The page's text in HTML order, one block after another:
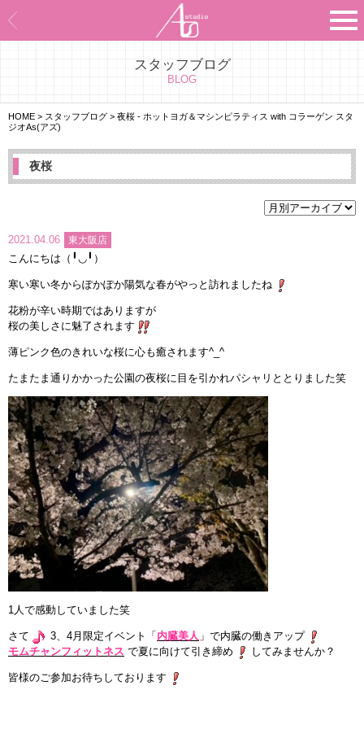
スタッフブログ
BLOG
HOME > スタッフブログ > 夜桜 - ホットヨガ＆マシンピラティス with コラーゲン スタ
ジオAs(アズ)
夜桜
2021.04.06 東大阪店
こんにちは（╹◡╹）
寒い寒い冬からぽかぽか陽気な春がやっと訪れましたね
花粉が辛い時期ではありますが
桜の美しさに魅了されます
薄ピンク色のきれいな桜に心も癒されます^_^
たまたま通りかかった公園の夜桜に目を引かれパシャリととりました笑
1人で感動していました笑
さて 3、4月限定イベント「 内臓美人 」で内臓の働きアップ
モムチャンフィットネス で夏に向けて引き締め してみませんか？
皆様のご参加お待ちしております
Asのコンセプト
Asのナビゲーションシステム
施設紹介
お客様の声
インストラクターのメッセージ
会社案内
指導員育成コース
セミナー開催
スタッフブログ
ご入会のご予約
採用情報